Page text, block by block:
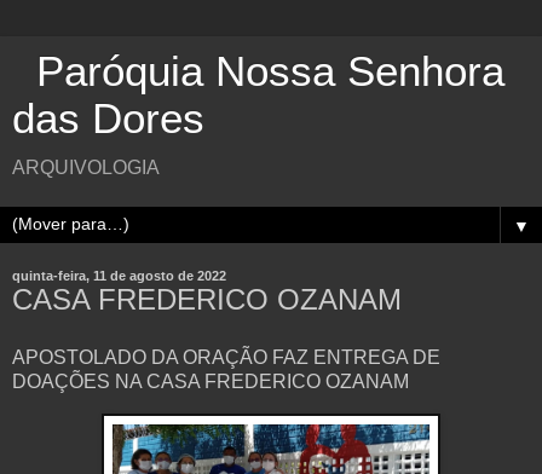
Paróquia Nossa Senhora
das Dores
ARQUIVOLOGIA
▼
quinta-feira, 11 de agosto de 2022
CASA FREDERICO OZANAM
APOSTOLADO DA ORAÇÃO FAZ ENTREGA DE
DOAÇÕES NA CASA FREDERICO OZANAM